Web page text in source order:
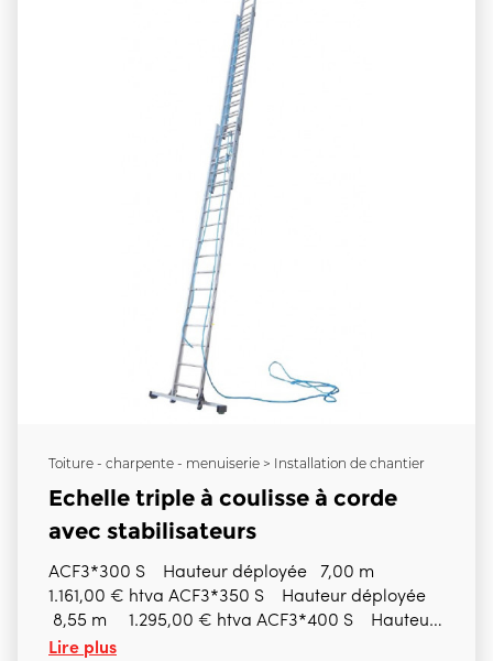
Toiture - charpente - menuiserie > Installation de chantier
Echelle triple à coulisse à corde
avec stabilisateurs
ACF3*300 S Hauteur déployée 7,00 m
1.161,00 € htva ACF3*350 S Hauteur déployée
8,55 m 1.295,00 € htva ACF3*400 S Hauteur
déployée 9,50 m 1.454,00 € htva ACF3*450 S
Lire plus